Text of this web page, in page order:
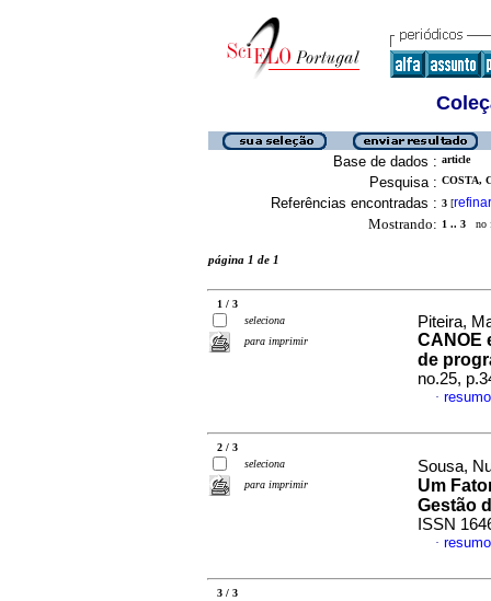
Base de dados : article
Pesquisa : COSTA,
Referências encontradas : 3 [refinar
Mostrando: 1 .. 3 no
página 1 de 1
1 / 3
seleciona
para imprimir
Piteira,
CANOE
de
no.25,
·
2 / 3
seleciona
para imprimir
Sousa,
Um
Gestão
ISSN
·
3 / 3